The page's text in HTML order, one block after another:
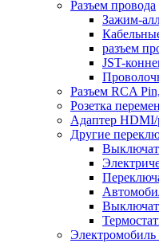
Разъем провода
Зажим-
разъем
JST-
Разъем RCA
Розетка
Адаптер
Другие
Электромобиль